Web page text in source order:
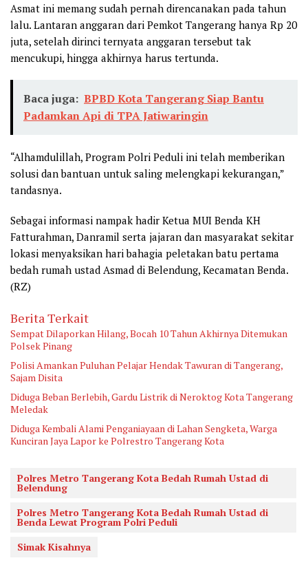
Asmat ini memang sudah pernah direncanakan pada tahun
lalu. Lantaran anggaran dari Pemkot Tangerang hanya Rp 20
juta, setelah dirinci ternyata anggaran tersebut tak
mencukupi, hingga akhirnya harus tertunda.
Baca juga: BPBD Kota Tangerang Siap Bantu
Padamkan Api di TPA Jatiwaringin
“Alhamdulillah, Program Polri Peduli ini telah memberikan
solusi dan bantuan untuk saling melengkapi kekurangan,”
tandasnya.
Sebagai informasi nampak hadir Ketua MUI Benda KH
Fatturahman, Danramil serta jajaran dan masyarakat sekitar
lokasi menyaksikan hari bahagia peletakan batu pertama
bedah rumah ustad Asmad di Belendung, Kecamatan Benda.
(RZ)
Berita Terkait
Sempat Dilaporkan Hilang, Bocah 10 Tahun Akhirnya Ditemukan
Polsek Pinang
Polisi Amankan Puluhan Pelajar Hendak Tawuran di Tangerang,
Sajam Disita
Diduga Beban Berlebih, Gardu Listrik di Neroktog Kota Tangerang
Meledak
Diduga Kembali Alami Penganiayaan di Lahan Sengketa, Warga
Kunciran Jaya Lapor ke Polrestro Tangerang Kota
Polres Metro Tangerang Kota Bedah Rumah Ustad di
Belendung
Polres Metro Tangerang Kota Bedah Rumah Ustad di
Benda Lewat Program Polri Peduli
Simak Kisahnya